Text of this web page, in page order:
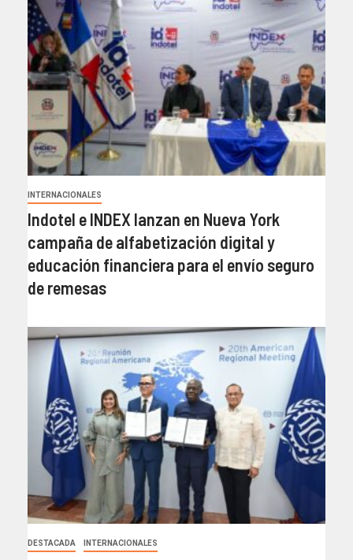
INTERNACIONALES
Indotel e INDEX lanzan en Nueva York
campaña de alfabetización digital y
educación financiera para el envío seguro
de remesas
DESTACADA INTERNACIONALES